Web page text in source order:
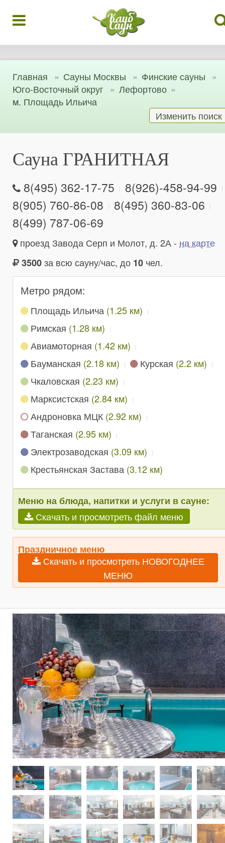
Главная Сауны Москвы
Финские сауны
Юго-Восточный округ
Лефортово
м. Площадь Ильича
Изменить поиск
Сауна ГРАНИТНАЯ
8(495) 362-17-75
8(926)-458-94-99
8(905) 760-86-08
8(495) 360-83-06
8(499) 787-06-69
проезд Завода Серп и Молот, д. 2А - на карте
3500за всю сауну/час, до 10 чел.
Метро рядом:
Площадь Ильича (1.25 км)
Римская (1.28 км)
Авиамоторная (1.42 км)
Бауманская (2.18 км) Курская (2.2 км)
Чкаловская (2.23 км)
Марксистская (2.84 км)
Андроновка МЦК (2.92 км)
Таганская (2.95 км)
Электрозаводская (3.09 км)
Крестьянская Застава (3.12 км)
Меню на блюда, напитки и услуги в сауне:
Скачать и просмотреть файл меню
Праздничное меню
Скачать и просмотреть НОВОГОДНЕЕ
МЕНЮ